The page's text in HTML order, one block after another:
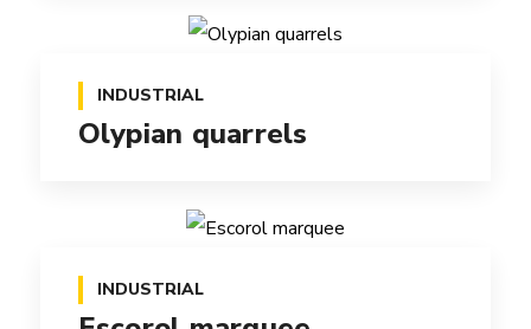
INDUSTRIAL
Olypian quarrels
INDUSTRIAL